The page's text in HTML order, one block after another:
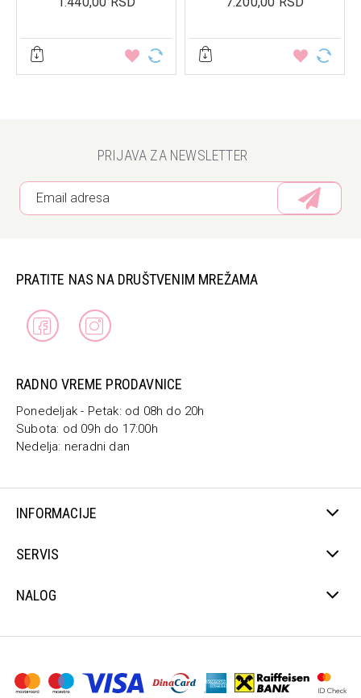
PRIJAVA ZA NEWSLETTER
PRATITE NAS NA DRUŠTVENIM MREŽAMA
RADNO VREME PRODAVNICE
Ponedeljak - Petak: od 08h do 20h
Subota: od 09h do 17:00h
Nedelja: neradni dan
INFORMACIJE
SERVIS
NALOG